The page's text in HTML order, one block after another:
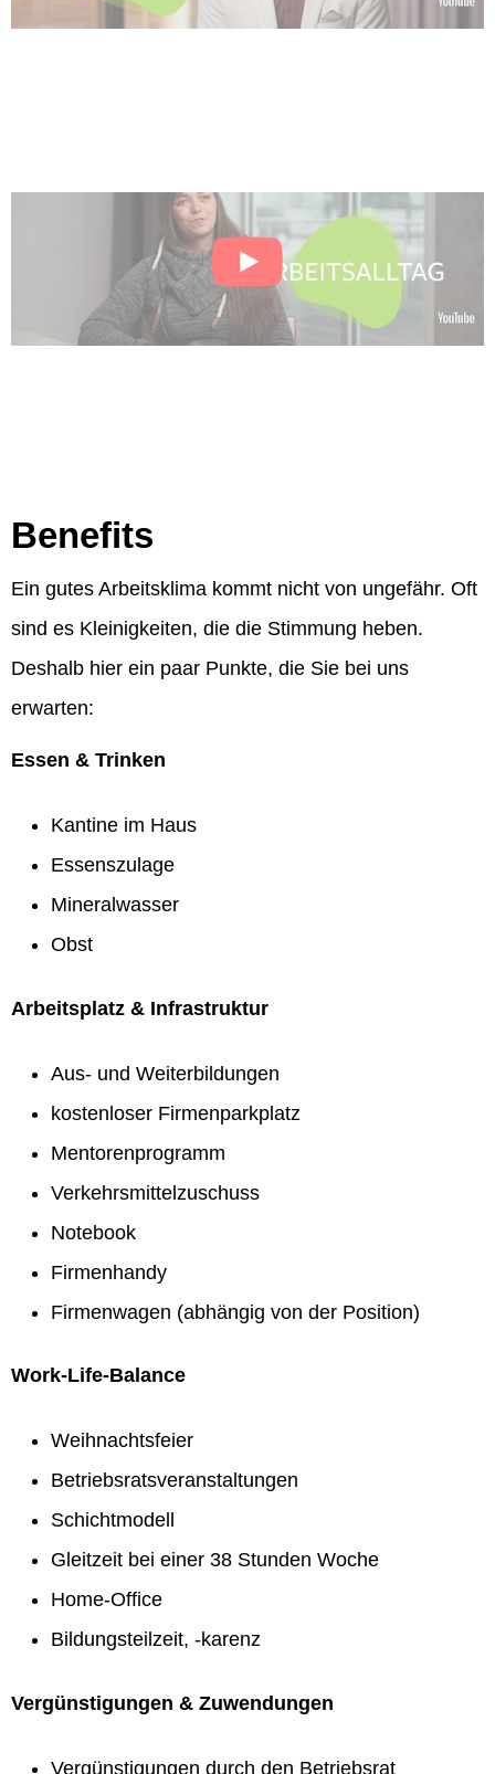
Benefits
Ein gutes Arbeitsklima kommt nicht von ungefähr. Oft
sind es Kleinigkeiten, die die Stimmung heben.
Deshalb hier ein paar Punkte, die Sie bei uns
erwarten:
Essen & Trinken
Kantine im Haus
Essenszulage
Mineralwasser
Obst
Arbeitsplatz & Infrastruktur
Aus- und Weiterbildungen
kostenloser Firmenparkplatz
Mentorenprogramm
Verkehrsmittelzuschuss
Notebook
Firmenhandy
Firmenwagen (abhängig von der Position)
Work-Life-Balance
Weihnachtsfeier
Betriebsratsveranstaltungen
Schichtmodell
Gleitzeit bei einer 38 Stunden Woche
Home-Office
Bildungsteilzeit, -karenz
Vergünstigungen & Zuwendungen
Vergünstigungen durch den Betriebsrat